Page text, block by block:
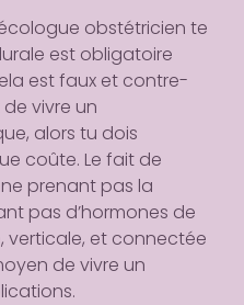
obstétricien te
est obligatoire
est faux et contre-
vivre un
alors tu dois
coûte. Le fait de
prenant pas la
pas d’hormones de
verticale, et connectée
de vivre un